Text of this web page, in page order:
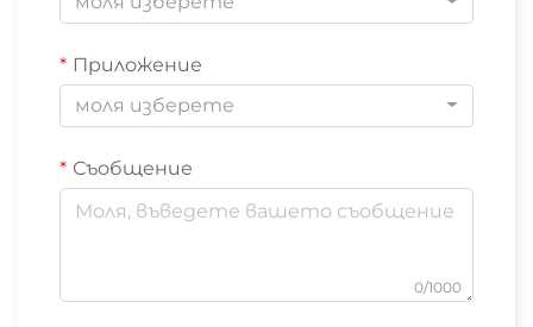
Приложение
моля изберете
Съобщение
0/1000